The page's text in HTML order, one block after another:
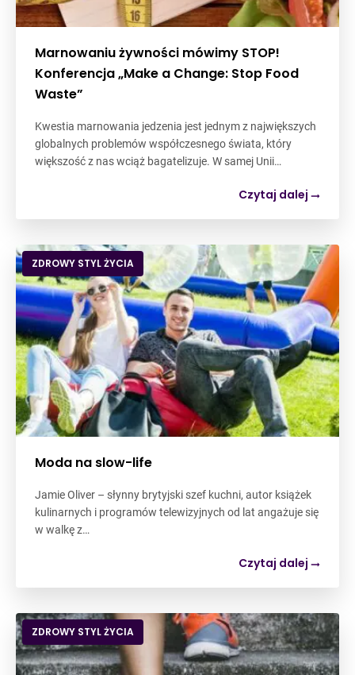
Marnowaniu żywności mówimy STOP!
Konferencja „Make a Change: Stop Food
Waste”
Kwestia marnowania jedzenia jest jednym z największych
globalnych problemów współczesnego świata, który
większość z nas wciąż bagatelizuje. W samej Unii…
Czytaj dalej
ZDROWY STYL ŻYCIA
Moda na slow-life
Jamie Oliver – słynny brytyjski szef kuchni, autor książek
kulinarnych i programów telewizyjnych od lat angażuje się
w walkę z…
Czytaj dalej
ZDROWY STYL ŻYCIA